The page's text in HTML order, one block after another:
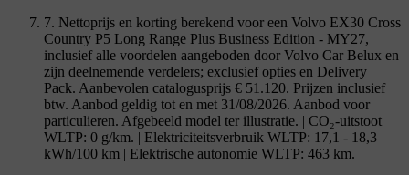
7. Nettoprijs en korting berekend voor een Volvo EX30 Cross
Country P5 Long Range Plus Business Edition - MY27,
inclusief alle voordelen aangeboden door Volvo Car Belux en
zijn deelnemende verdelers; exclusief opties en Delivery
Pack. Aanbevolen catalogusprijs € 51.120. Prijzen inclusief
btw. Aanbod geldig tot en met 31/08/2026. Aanbod voor
particulieren. Afgebeeld model ter illustratie. | CO₂-uitstoot
WLTP: 0 g/km. | Elektriciteitsverbruik WLTP: 17,1 - 18,3
kWh/100 km | Elektrische autonomie WLTP: 463 km.